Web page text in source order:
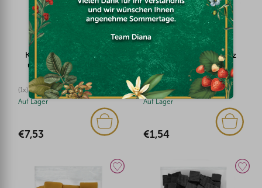
Karamell Toffee Vanille
und Schokolade 500g
(1x)
Auf Lager
€7,53
Karamell Toffee Lakritz
100g
Auf Lager
€1,54